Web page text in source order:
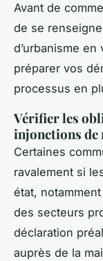
Avant de
de se
d’urbanisme
préparer vos
processus en
Vérifier les
injonctions de
Certaines
ravalement si
état,
des secteurs
déclaration
auprès de la